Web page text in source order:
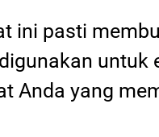
ini pasti
untuk
Anda yang